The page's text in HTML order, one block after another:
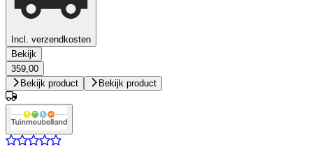
Incl. verzendkosten
Bekijk
359,00
Bekijk product
Bekijk product